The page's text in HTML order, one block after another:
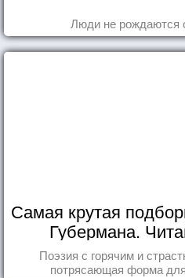
Люди не рождаются
Самая крутая
Губермана.
Поэзия с горячим и
потрясающая форма